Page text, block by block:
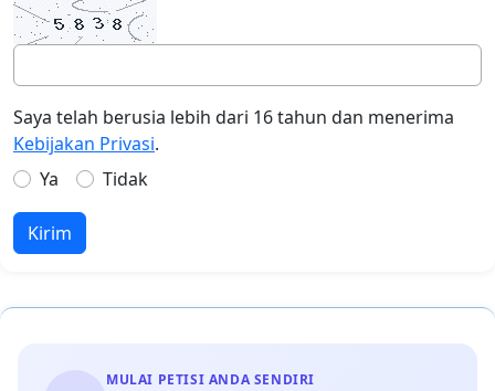
Saya telah berusia lebih dari 16 tahun dan menerima
Kebijakan Privasi.
Ya
Tidak
Kirim
MULAI PETISI ANDA SENDIRI